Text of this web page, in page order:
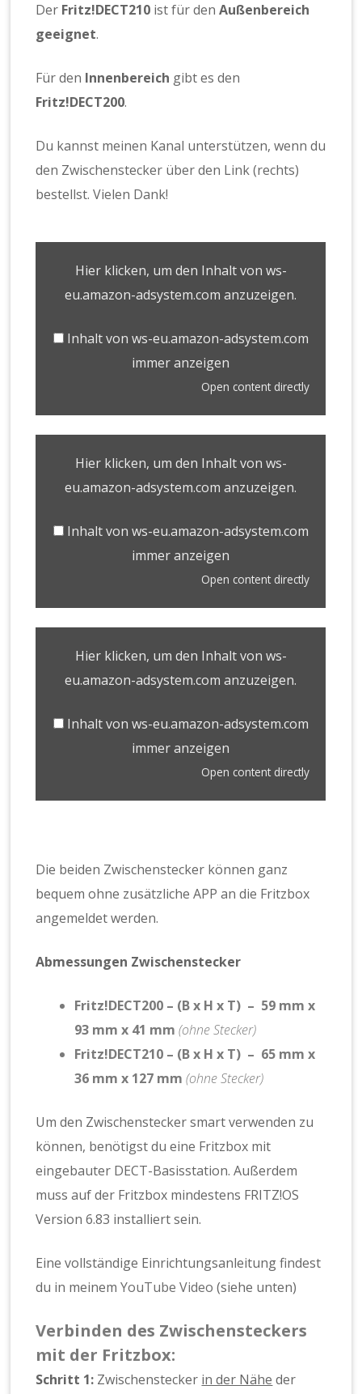
Der Fritz!DECT210 ist für denAußenbereich
geeignet.
Für den Innenbereich gibt es den
Fritz!DECT200.
Du kannst meinen Kanal unterstützen, wenn du
den Zwischenstecker über den Link (rechts)
bestellst. Vielen Dank!
Hier klicken, um den Inhalt von ws-
eu.amazon-adsystem.com anzuzeigen.
Inhalt von ws-eu.amazon-adsystem.com
immer anzeigen
Open content directly
Hier klicken, um den Inhalt von ws-
eu.amazon-adsystem.com anzuzeigen.
Inhalt von ws-eu.amazon-adsystem.com
immer anzeigen
Open content directly
Hier klicken, um den Inhalt von ws-
eu.amazon-adsystem.com anzuzeigen.
Inhalt von ws-eu.amazon-adsystem.com
immer anzeigen
Open content directly
Die beiden Zwischenstecker können ganz
bequem ohne zusätzliche APP an die Fritzbox
angemeldet werden.
Abmessungen Zwischenstecker
Fritz!DECT200 – (B x H x T) – 59 mm x
93 mm x 41 mm(ohne Stecker)
Fritz!DECT210 – (B x H x T) – 65 mm x
36 mm x 127 mm(ohne Stecker)
Um den Zwischenstecker smart verwenden zu
können, benötigst du eine Fritzbox mit
eingebauter DECT-Basisstation. Außerdem
muss auf der Fritzbox mindestens FRITZ!OS
Version 6.83 installiert sein.
Eine vollständige Einrichtungsanleitung findest
du in meinemYouTube Video (siehe unten)
Verbinden des Zwischensteckers
mit der Fritzbox:
Schritt 1: Zwischenstecker in der Nähe der